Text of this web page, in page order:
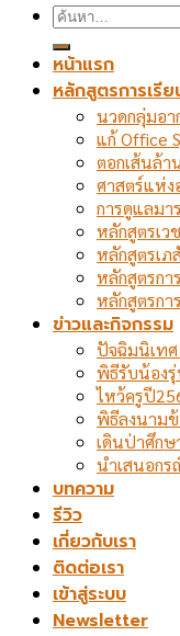
ค้นหา:
หน้าแรก
หลักสูตรการเรี
นวดกลุ่มอ
แก้ Office
ตอกเส้นล้
ศาสตร์แห่ง
การดูแลมา
หลักสูตรเว
หลักสูตรเภ
หลักสูตรกา
หลักสูตรกา
ข่าวและกิจกรรม
ปัจฉิมนิเท
พิธีรับน้อง
ไหว้ครูปี
พิธีลงนามข้
เดินป่าศึกษ
นำเสนอกร
บทความ
รีวิว
เกี่ยวกับเรา
ติดต่อเรา
เข้าสู่ระบบ
Newsletter